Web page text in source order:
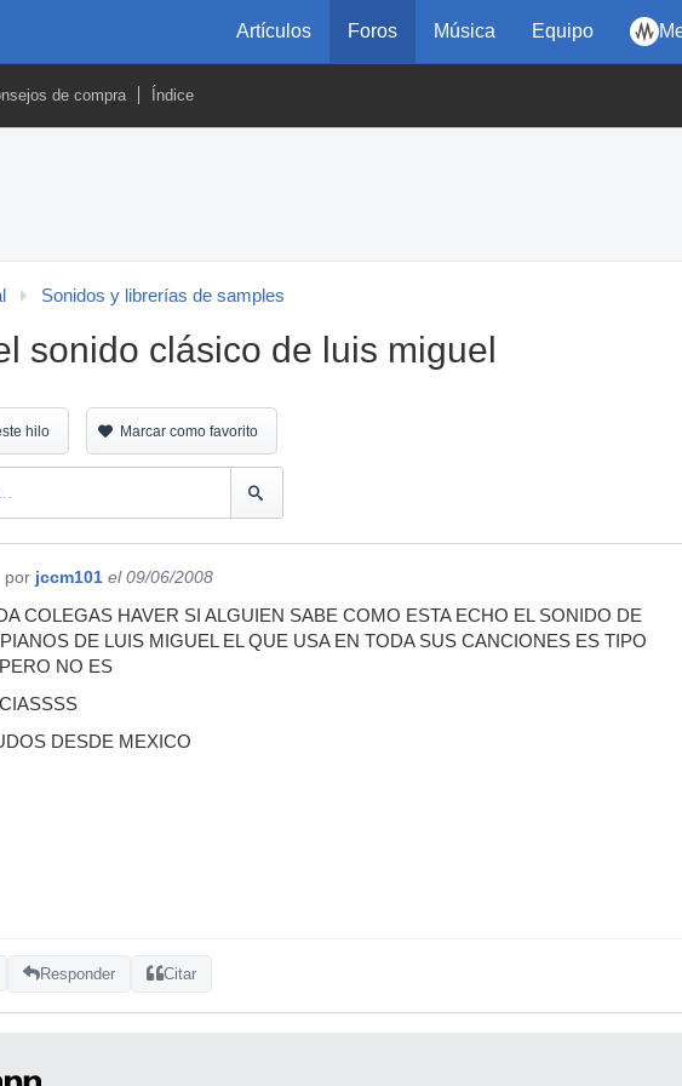
Artículos Foros Música Equipo
de compra Índice
Sonidos y librerías de samples
sonido clásico de luis miguel
hilo Marcar como favorito
por jccm101 el 09/06/2008
COLEGAS HAVER SI ALGUIEN SABE COMO ESTA ECHO EL SONIDO DE
DE LUIS MIGUEL EL QUE USA EN TODA SUS CANCIONES ES TIPO
NO ES
DESDE MEXICO
Responder Citar